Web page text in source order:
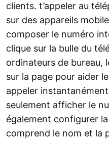
clients. t’appeler au
sur des appareils
composer le numéro
clique sur la bulle du
ordinateurs de bureau,
sur la page pour aider
appeler
seulement afficher le
également configurer
comprend le nom et la